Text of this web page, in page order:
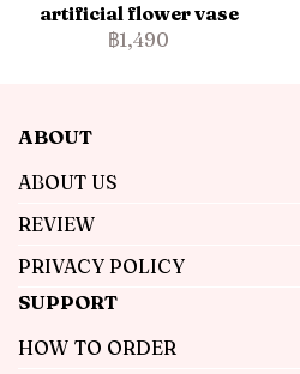
artificial flower vase
฿1,490
ABOUT
ABOUT US
REVIEW
PRIVACY POLICY
SUPPORT
HOW TO ORDER